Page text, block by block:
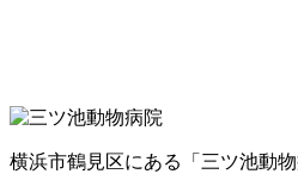
横浜市鶴見区にある「三ツ池動